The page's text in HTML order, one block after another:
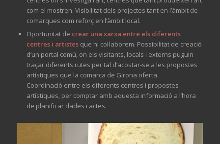
com el mostren. Visibilitat dels projectes tant en l’àmbit de
comarques com reforç en l’àmbit local.
Oportunitat de crear una xarxa entre els diferents
centres i artistesque hi col·laborem. Possibilitat de creació
d’un portal comú, on els visitants, locals i externs puguin
traçar diferents rutes per tal d’acostar-se a les propostes
artístiques que la comarca de Girona oferta.
Coordinació entre els diferents centres i propostes
artístiques, per comptar amb aquesta informació a l’hora
de planificar dades i actes.